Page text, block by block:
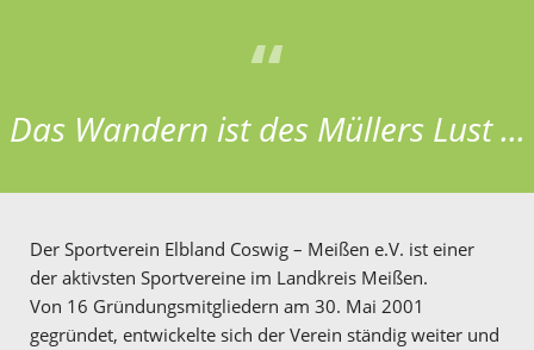
Das Wandern ist des Müllers Lust ...
Der Sportverein Elbland Coswig – Meißen e.V. ist einer
der aktivsten Sportvereine im Landkreis Meißen.
Von 16 Gründungsmitgliedern am 30. Mai 2001
gegründet, entwickelte sich der Verein ständig weiter und